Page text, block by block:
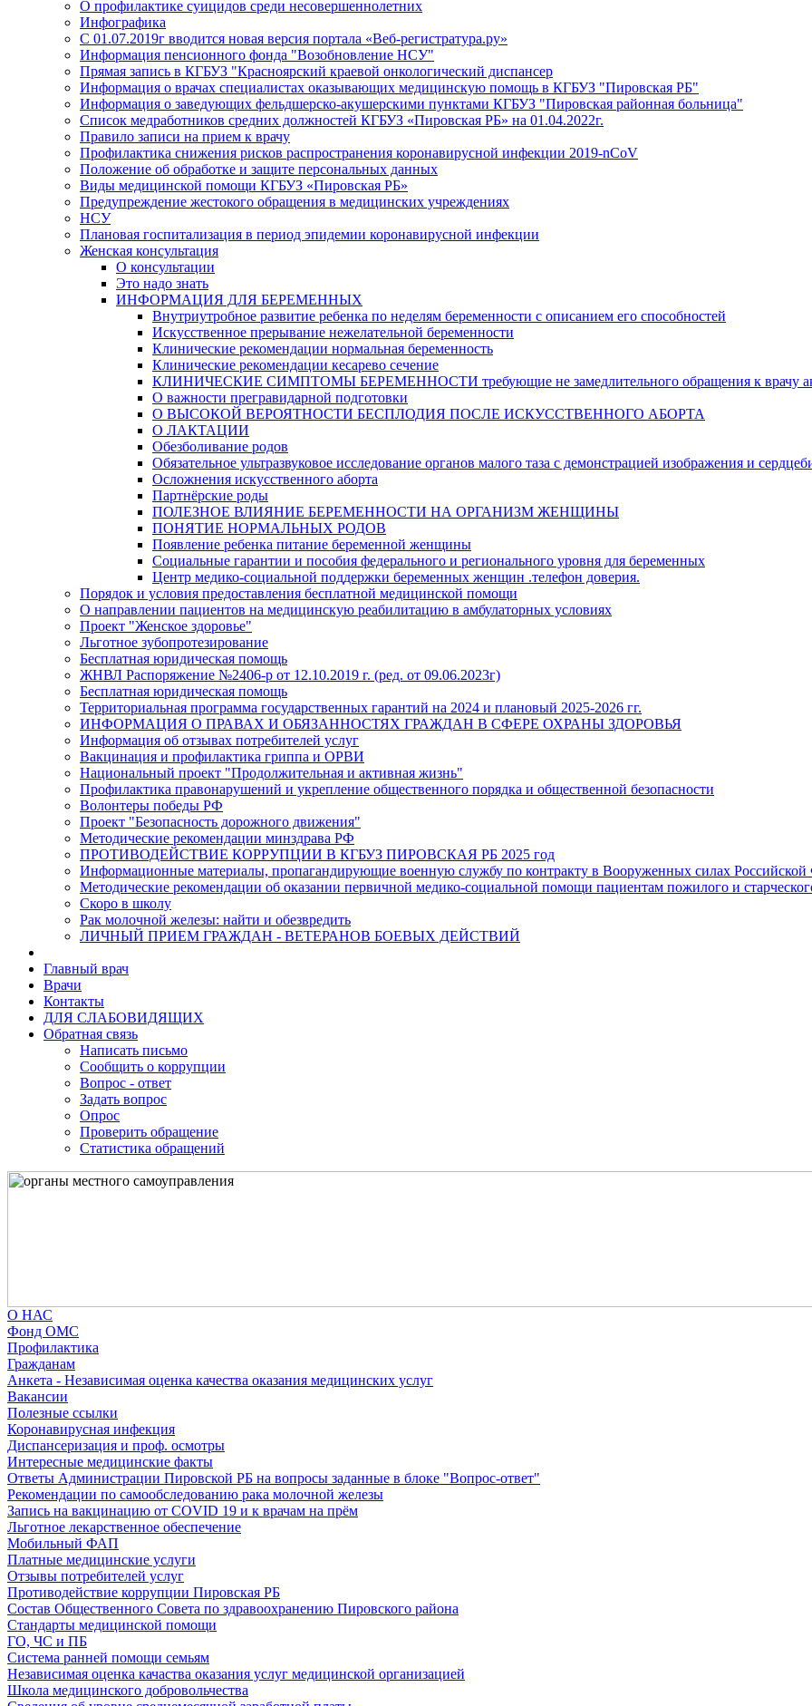
О профилактике суицидов среди несовершеннолетних
Инфографика
С 01.07.2019г вводится новая версия портала «Веб-регистратура.ру»
Информация пенсионного фонда "Возобновление НСУ"
Прямая запись в КГБУЗ "Красноярский краевой онкологический диспансер
Информация о врачах специалистах оказывающих медицинскую помощь в КГБУЗ "Пировская РБ"
Информация о заведующих фельдшерско-акушерскими пунктами КГБУЗ "Пировская районная больница"
Список медработников средних должностей КГБУЗ «Пировская РБ» на 01.04.2022г.
Правило записи на прием к врачу
Профилактика снижения рисков распространения коронавирусной инфекции 2019-nCoV
Положение об обработке и защите персональных данных
Виды медицинской помощи КГБУЗ «Пировская РБ»
Предупреждение жестокого обращения в медицинских учреждениях
НСУ
Плановая госпитализация в период эпидемии коронавирусной инфекции
Женская консультация
О консультации
Это надо знать
ИНФОРМАЦИЯ ДЛЯ БЕРЕМЕННЫХ
Внутриутробное развитие ребенка по неделям беременности с описанием его способностей
Искусственное прерывание нежелательной беременности
Клинические рекомендации нормальная беременность
Клинические рекомендации кесарево сечение
КЛИНИЧЕСКИЕ СИМПТОМЫ БЕРЕМЕННОСТИ требующие не замедлительного обращения к врачу
О важности прегравидарной подготовки
О ВЫСОКОЙ ВЕРОЯТНОСТИ БЕСПЛОДИЯ ПОСЛЕ ИСКУССТВЕННОГО АБОРТА
О ЛАКТАЦИИ
Обезболивание родов
Обязательное ультразвуковое исследование органов малого таза с демонстрацией изображения и
Осложнения искусственного аборта
Партнёрские роды
ПОЛЕЗНОЕ ВЛИЯНИЕ БЕРЕМЕННОСТИ НА ОРГАНИЗМ ЖЕНЩИНЫ
ПОНЯТИЕ НОРМАЛЬНЫХ РОДОВ
Появление ребенка питание беременной женщины
Социальные гарантии и пособия федерального и регионального уровня для беременных
Центр медико-социальной поддержки беременных женщин .телефон доверия.
Порядок и условия предоставления бесплатной медицинской помощи
О направлении пациентов на медицинскую реабилитацию в амбулаторных условиях
Проект "Женское здоровье"
Льготное зубопротезирование
Бесплатная юридическая помощь
ЖНВЛ Распоряжение №2406-р от 12.10.2019 г. (ред. от 09.06.2023г)
Бесплатная юридическая помощь
Территориальная программа государственных гарантий на 2024 и плановый 2025-2026 гг.
ИНФОРМАЦИЯ О ПРАВАХ И ОБЯЗАННОСТЯХ ГРАЖДАН В СФЕРЕ ОХРАНЫ ЗДОРОВЬЯ
Информация об отзывах потребителей услуг
Вакцинация и профилактика гриппа и ОРВИ
Национальный проект "Продолжительная и активная жизнь"
Профилактика правонарушений и укрепление общественного порядка и общественной безопасности
Волонтеры победы РФ
Проект "Безопасность дорожного движения"
Методические рекомендации минздрава РФ
ПРОТИВОДЕЙСТВИЕ КОРРУПЦИИ В КГБУЗ ПИРОВСКАЯ РБ 2025 год
Информационные материалы, пропагандирующие военную службу по контракту в Вооруженных силах Российской
Методические рекомендации об оказании первичной медико-социальной помощи пациентам пожилого и
Скоро в школу
Рак молочной железы: найти и обезвредить
ЛИЧНЫЙ ПРИЕМ ГРАЖДАН - ВЕТЕРАНОВ БОЕВЫХ ДЕЙСТВИЙ
Главный врач
Врачи
Контакты
ДЛЯ СЛАБОВИДЯЩИХ
Обратная связь
Написать письмо
Сообщить о коррупции
Вопрос - ответ
Задать вопрос
Опрос
Проверить обращение
Статистика обращений
О НАС
Фонд ОМС
Профилактика
Гражданам
Анкета - Независимая оценка качества оказания медицинских услуг
Вакансии
Полезные ссылки
Коронавирусная инфекция
Диспансеризация и проф. осмотры
Интересные медицинские факты
Ответы Администрации Пировской РБ на вопросы заданные в блоке "Вопрос-ответ"
Рекомендации по самообследованию рака молочной железы
Запись на вакцинацию от COVID 19 и к врачам на прём
Льготное лекарственное обеспечение
Мобильный ФАП
Платные медицинские услуги
Отзывы потребителей услуг
Противодействие коррупции Пировская РБ
Состав Общественного Совета по здравоохранению Пировского района
Стандарты медицинской помощи
ГО, ЧС и ПБ
Система ранней помощи семьям
Независимая оценка качаства оказания услуг медицинской организацией
Школа медицинского добровольчества